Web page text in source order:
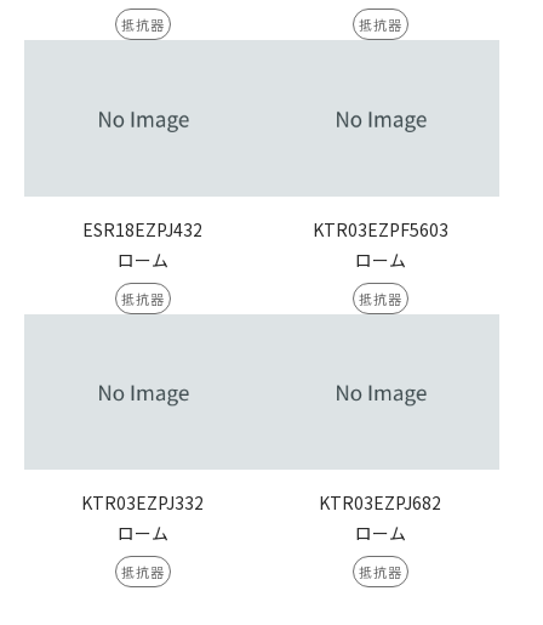
抵抗器 抵抗器
ESR18EZPJ432
ローム
抵抗器
KTR03EZPF5603
ローム
抵抗器
KTR03EZPJ332
ローム
抵抗器
KTR03EZPJ682
ローム
抵抗器